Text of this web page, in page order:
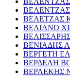
ΒΕΛΕΤΖΑΣ
ΒΕΛΙΑΝΟ
ΒΕΝΙΑΔΗΣ
ΒΕΡΓΕΤΗ
ΒΕΡΔΕΛΗ
ΒΕΡΛΕΚΗΣ